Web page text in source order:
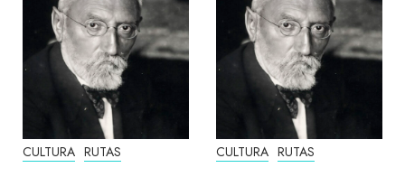
CULTURA RUTAS CULTURA RUTAS